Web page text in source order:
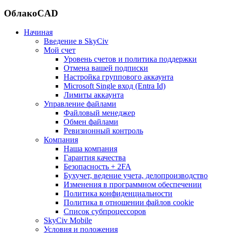
ОблакоCAD
Начиная
Введение в SkyCiv
Мой счет
Уровень счетов и политика поддержки
Отмена вашей подписки
Настройка группового аккаунта
Microsoft Single вход (Entra Id)
Лимиты аккаунта
Управление файлами
Файловый менеджер
Обмен файлами
Ревизионный контроль
Компания
Наша компания
Гарантия качества
Безопасность + 2FA
Бухучет, ведение учета, делопроизводство
Изменения в программном обеспечении
Политика конфиденциальности
Политика в отношении файлов cookie
Список субпроцессоров
SkyCiv Mobile
Условия и положения